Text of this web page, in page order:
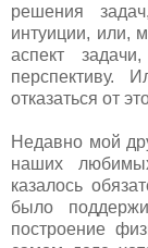
решения
интуиции, или,
аспект
перспективу.
отказаться от
Недавно мой
наших
казалось
было
построение